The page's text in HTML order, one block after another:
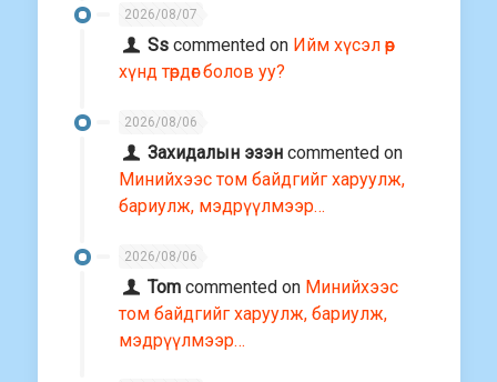
2026/08/07
Ss commented on Ийм хүсэл өөр
хүнд төрдөг болов уу?
2026/08/06
Захидалын эзэн commented on
Минийхээс том байдгийг харуулж,
бариулж, мэдрүүлмээр…
2026/08/06
Tom commented on Минийхээс
том байдгийг харуулж, бариулж,
мэдрүүлмээр…